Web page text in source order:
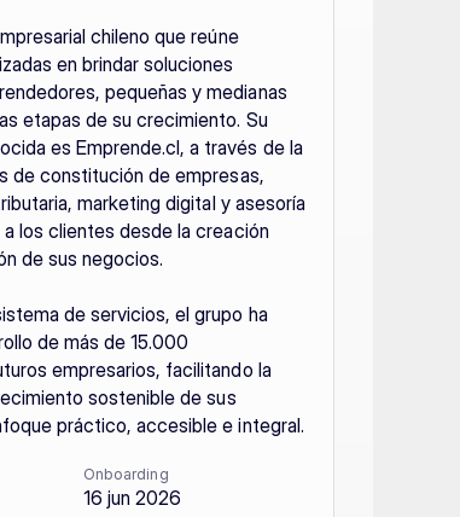
chileno que reúne
en brindar soluciones
pequeñas y medianas
etapas de su crecimiento. Su
es Emprende.cl, a través de la
de constitución de empresas,
marketing digital y asesoría
los clientes desde la creación
de sus negocios.
de servicios, el grupo ha
de más de 15.000
empresarios, facilitando la
sostenible de sus
práctico, accesible e integral.
Onboarding
16 jun 2026